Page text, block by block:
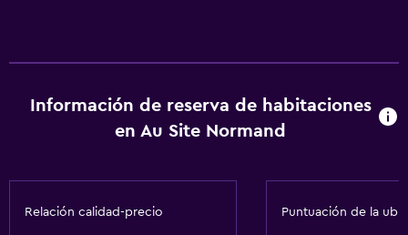
Información de reserva de habitaciones
en Au Site Normand
Relación calidad-precio Puntuación de la